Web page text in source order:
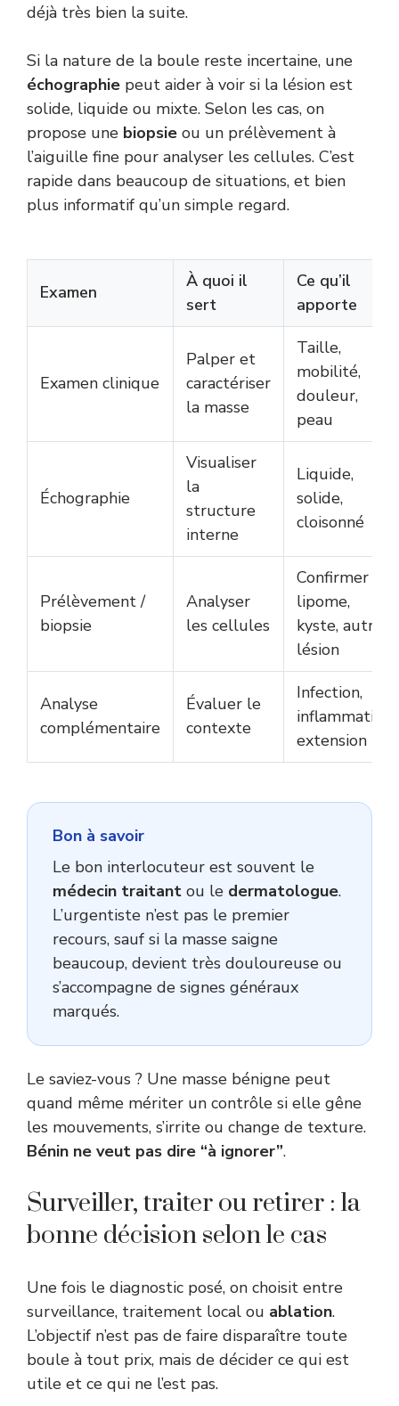
déjà très bien la suite.
Si la nature de la boule reste incertaine, une
échographie peut aider à voir si la lésion est
solide, liquide ou mixte. Selon les cas, on
propose une biopsie ou un prélèvement à
l’aiguille fine pour analyser les cellules. C’est
rapide dans beaucoup de situations, et bien
plus informatif qu’un simple regard.
Examen
À quoi il
sert
Ce qu’il
apporte
Examen clinique
Palper et
caractériser
la masse
Taille,
mobilité,
douleur,
peau
Échographie
Visualiser
la
structure
interne
Liquide,
solide,
cloisonné
Prélèvement /
biopsie
Analyser
les cellules
Confirmer
lipome,
kyste, autre
lésion
Analyse
complémentaire
Évaluer le
contexte
Infection,
inflammation,
extension
Bon à savoir
Le bon interlocuteur est souvent le
médecin traitant ou le dermatologue.
L’urgentiste n’est pas le premier
recours, sauf si la masse saigne
beaucoup, devient très douloureuse ou
s’accompagne de signes généraux
marqués.
Le saviez-vous ? Une masse bénigne peut
quand même mériter un contrôle si elle gêne
les mouvements, s’irrite ou change de texture.
Bénin ne veut pas dire “à ignorer”.
Surveiller, traiter ou retirer : la
bonne décision selon le cas
Une fois le diagnostic posé, on choisit entre
surveillance, traitement local ou ablation.
L’objectif n’est pas de faire disparaître toute
boule à tout prix, mais de décider ce qui est
utile et ce qui ne l’est pas.